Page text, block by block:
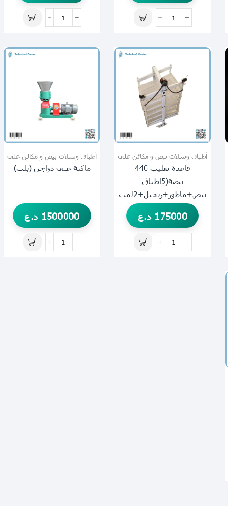
أطباق وسلات بيض و مكائن علف
قاعدة تقليب 440
بيضة(5اطباق
بيض+ماطور+زنجيل+2لمت
175000 د.ع
أطباق وسلات بيض و مكائن علف
ماكنة علف دواجن (بلت)
1500000 د.ع